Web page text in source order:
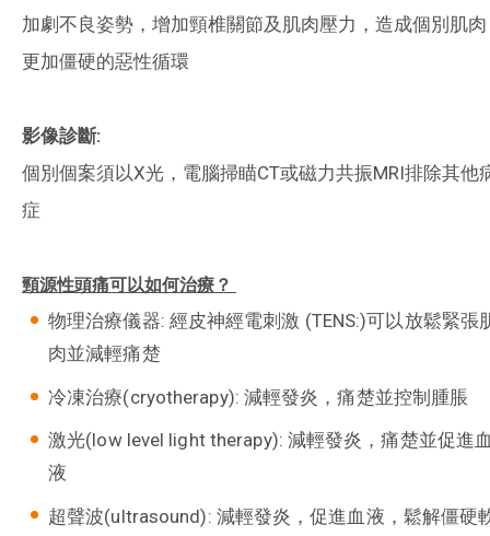
加劇不良姿勢，增加頸椎關節及肌肉壓力，造成個別肌肉
更加僵硬的惡性循環
影像診斷:
個別個案須以X光，電腦掃瞄CT或磁力共振MRI排除其他
症
頸源性頭痛可以如何治療？
物理治療儀器: 經皮神經電刺激 (TENS:)可以放鬆緊張
肉並減輕痛楚
冷凍治療(cryotherapy): 減輕發炎，痛楚並控制腫脹
激光(low level light therapy): 減輕發炎，痛楚並促進
液
超聲波(ultrasound): 減輕發炎，促進血液，鬆解僵硬